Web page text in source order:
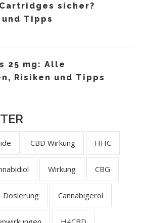
sicher?
Tipps
25 mg: Alle
Risiken und Tipps
CBD Wirkung HHC
Wirkung CBG
Dosierung Cannabigerol